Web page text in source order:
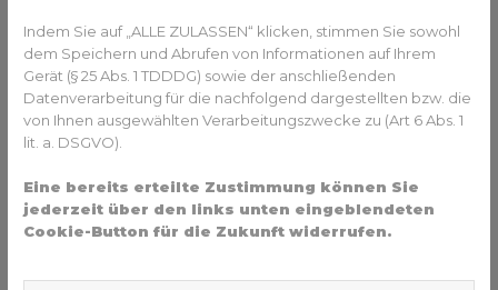
Wenn Herzpatienten Medikamente gegen ihre Krankheit
oder gegen hohen Blutdruck einnehmen, sollten sie das
immer, aber vor allem im Winter, zuverlässig tun. Bei
kaltem Wetter könnte es nach Absprache mit dem Arzt
sinnvoll sein, die Dosis der Medikamente gegen hohen
herzfreundlich gestaltet werden: Obst, Gemüse und Fisch
sind empfehlenswert. Zu viel Fleisch, Süßigkeiten und sehr
fettiges Essen dagegen sollten gemieden werden, sie
Indem Sie auf „ALLE ZULASSEN“ klicken, stimmen Sie sowohl
dem Speichern und Abrufen von Informationen auf Ihrem
Gerät (§ 25 Abs. 1 TDDDG) sowie der anschließenden
Datenverarbeitung für die nachfolgend dargestellten bzw. die
von Ihnen ausgewählten Verarbeitungszwecke zu (Art 6 Abs. 1
lit. a. DSGVO).
Eine bereits erteilte Zustimmung können Sie
jederzeit über den links unten eingeblendeten
Cookie-Button für die Zukunft widerrufen.